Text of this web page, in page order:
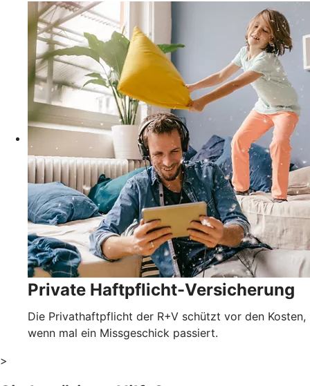
Private Haftpflicht-Versicherung
Die Privathaftpflicht der R+V schützt vor den Kosten,
wenn mal ein Missgeschick passiert.
>